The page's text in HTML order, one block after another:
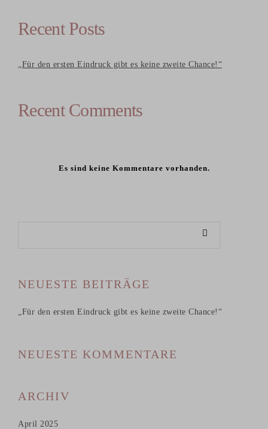
Recent Posts
„Für den ersten Eindruck gibt es keine zweite Chance!“
Recent Comments
Es sind keine Kommentare vorhanden.
NEUESTE BEITRÄGE
„Für den ersten Eindruck gibt es keine zweite Chance!“
NEUESTE KOMMENTARE
ARCHIV
April 2025